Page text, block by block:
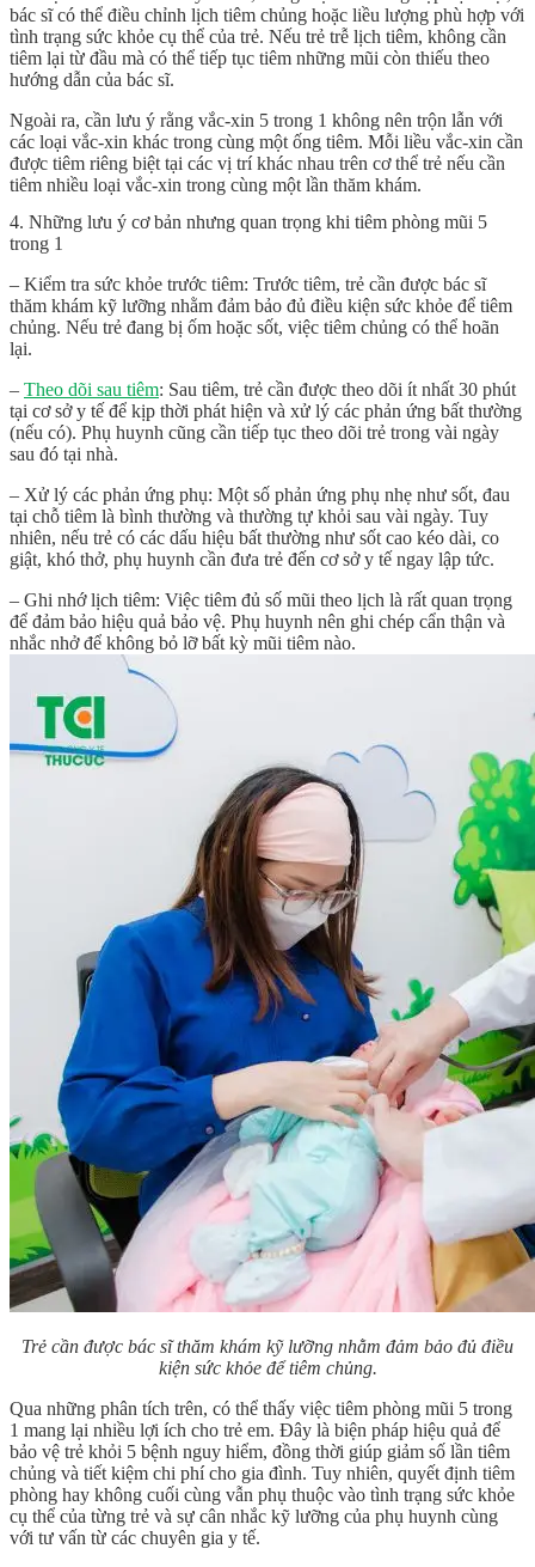
bác sĩ có thể điều chỉnh lịch tiêm chủng hoặc liều lượng phù hợp với
tình trạng sức khỏe cụ thể của trẻ. Nếu trẻ trễ lịch tiêm, không cần
tiêm lại từ đầu mà có thể tiếp tục tiêm những mũi còn thiếu theo
hướng dẫn của bác sĩ.
Ngoài ra, cần lưu ý rằng vắc-xin 5 trong 1 không nên trộn lẫn với
các loại vắc-xin khác trong cùng một ống tiêm. Mỗi liều vắc-xin cần
được tiêm riêng biệt tại các vị trí khác nhau trên cơ thể trẻ nếu cần
tiêm nhiều loại vắc-xin trong cùng một lần thăm khám.
4. Những lưu ý cơ bản nhưng quan trọng khi tiêm phòng mũi 5
trong 1
– Kiểm tra sức khỏe trước tiêm: Trước tiêm, trẻ cần được bác sĩ
thăm khám kỹ lưỡng nhằm đảm bảo đủ điều kiện sức khỏe để tiêm
chủng. Nếu trẻ đang bị ốm hoặc sốt, việc tiêm chủng có thể hoãn
lại.
– Theo dõi sau tiêm: Sau tiêm, trẻ cần được theo dõi ít nhất 30 phút
tại cơ sở y tế để kịp thời phát hiện và xử lý các phản ứng bất thường
(nếu có). Phụ huynh cũng cần tiếp tục theo dõi trẻ trong vài ngày
sau đó tại nhà.
– Xử lý các phản ứng phụ: Một số phản ứng phụ nhẹ như sốt, đau
tại chỗ tiêm là bình thường và thường tự khỏi sau vài ngày. Tuy
nhiên, nếu trẻ có các dấu hiệu bất thường như sốt cao kéo dài, co
giật, khó thở, phụ huynh cần đưa trẻ đến cơ sở y tế ngay lập tức.
– Ghi nhớ lịch tiêm: Việc tiêm đủ số mũi theo lịch là rất quan trọng
để đảm bảo hiệu quả bảo vệ. Phụ huynh nên ghi chép cẩn thận và
nhắc nhở để không bỏ lỡ bất kỳ mũi tiêm nào.
Trẻ cần được bác sĩ thăm khám kỹ lưỡng nhằm đảm bảo đủ điều
kiện sức khỏe để tiêm chủng.
Qua những phân tích trên, có thể thấy việc tiêm phòng mũi 5 trong
1 mang lại nhiều lợi ích cho trẻ em. Đây là biện pháp hiệu quả để
bảo vệ trẻ khỏi 5 bệnh nguy hiểm, đồng thời giúp giảm số lần tiêm
chủng và tiết kiệm chi phí cho gia đình. Tuy nhiên, quyết định tiêm
phòng hay không cuối cùng vẫn phụ thuộc vào tình trạng sức khỏe
cụ thể của từng trẻ và sự cân nhắc kỹ lưỡng của phụ huynh cùng
với tư vấn từ các chuyên gia y tế.